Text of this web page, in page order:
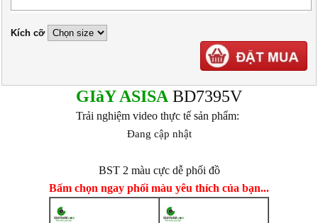
Kích cỡ
GIàY ASISA BD7395V
Trải nghiệm video thực tế sản phẩm:
Đang cập nhật
BST 2 màu cực dễ phối đồ
Bấm chọn ngay phối màu yêu thích của bạn...